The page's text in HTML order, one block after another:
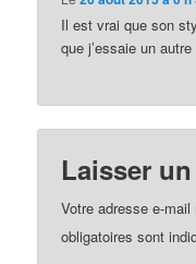
Il est vrai que son
que j’essaie un
Laisser
Votre adresse e-
obligatoires sont